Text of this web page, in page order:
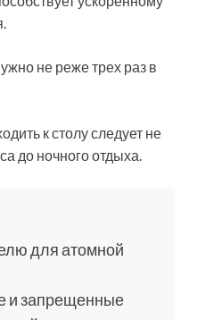
не реже трех раз в
к столу следует не
до ночного отдыха.
для атомной
и запрещенные